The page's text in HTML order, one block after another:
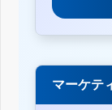
マーケテ